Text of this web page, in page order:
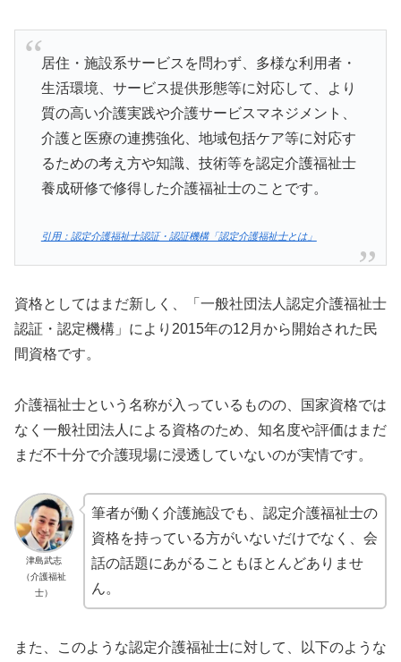
居住・施設系サービスを問わず、多様な利用者・
生活環境、サービス提供形態等に対応して、より
質の高い介護実践や介護サービスマネジメント、
介護と医療の連携強化、地域包括ケア等に対応す
るための考え方や知識、技術等を認定介護福祉士
養成研修で修得した介護福祉士のことです。
引用：認定介護福祉士認証・認証機構「認定介護福祉士とは」
資格としてはまだ新しく、「一般社団法人認定介護福祉士
認証・認定機構」により2015年の12月から開始された民
間資格です。
介護福祉士という名称が入っているものの、国家資格では
なく一般社団法人による資格のため、知名度や評価はまだ
まだ不十分で介護現場に浸透していないのが実情です。
津島武志
（介護福祉
士）
筆者が働く介護施設でも、認定介護福祉士の
資格を持っている方がいないだけでなく、会
話の話題にあがることもほとんどありませ
ん。
また、このような認定介護福祉士に対して、以下のような